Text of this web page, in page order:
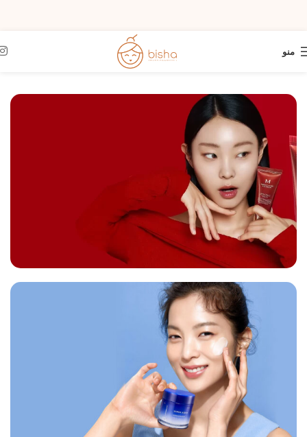
منو
پوشش بده
بدرخش!
طبیعی، سبک، بی نقص.
اطلاعات بیشتر